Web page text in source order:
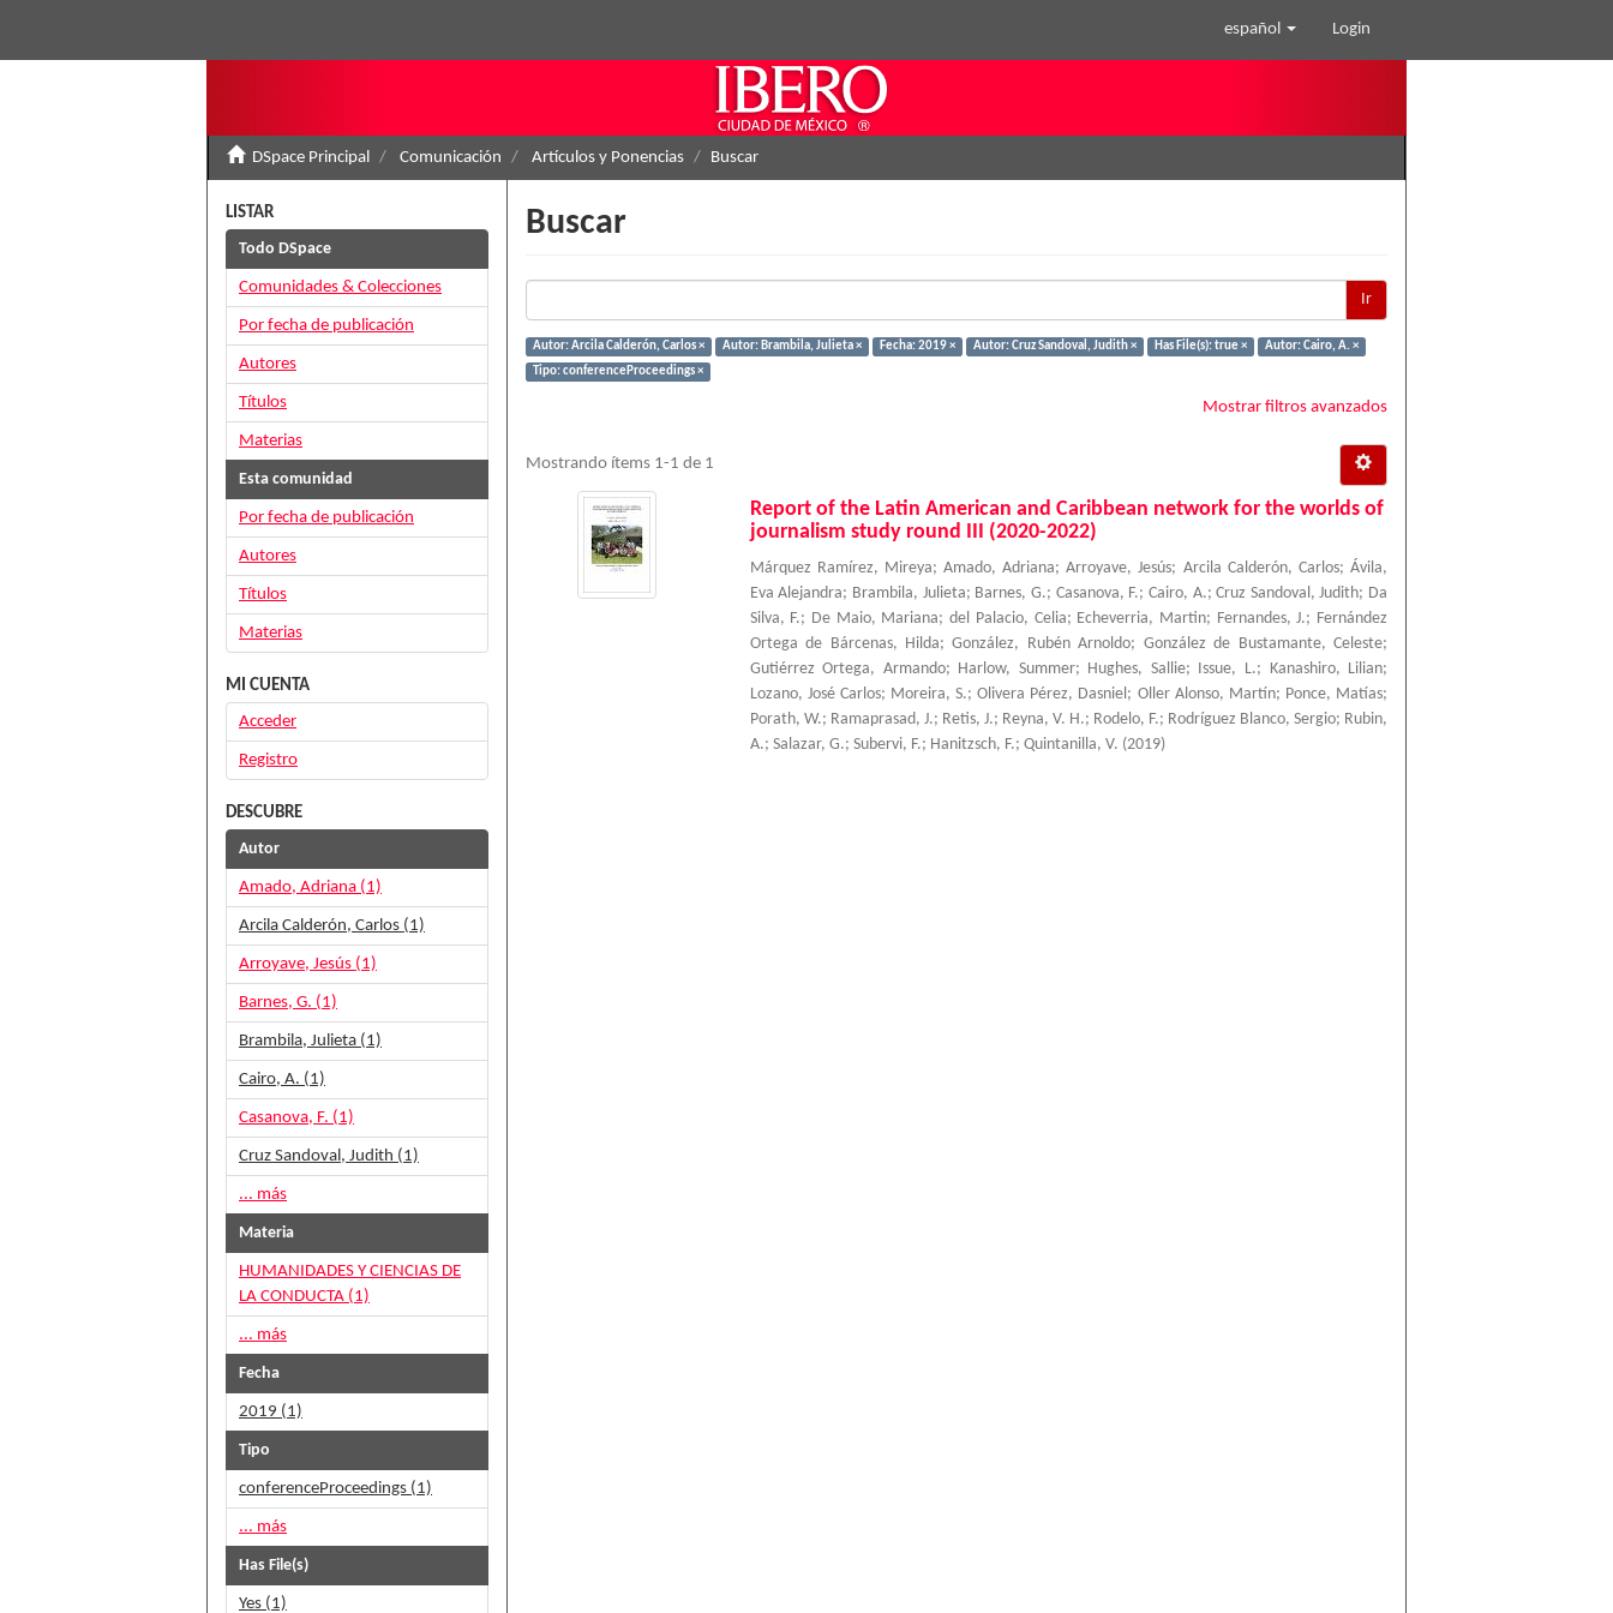
español Login
DSpace Principal Comunicación Artículos y Ponencias Buscar
Buscar
Ir
Autor: Arcila Calderón, Carlos × Autor: Brambila, Julieta × Fecha: 2019 × Autor: Cruz Sandoval, Judith × Has File(s): true ×
Autor: Cairo, A. ×
Tipo: conferenceProceedings ×
Mostrar filtros avanzados
Mostrando ítems 1-1 de 1
Report of the Latin American and Caribbean network for the worlds of
journalism study round III (2020-2022)
Márquez Ramírez, Mireya;Amado, Adriana;Arroyave, Jesús; Arcila Calderón, Carlos;Ávila,
Eva Alejandra; Brambila, Julieta; Barnes, G.; Casanova, F.; Cairo, A.;Cruz Sandoval, Judith; Da
Silva, F.; De Maio, Mariana;del Palacio, Celia; Echeverria, Martin; Fernandes, J.;
Fernández
Ortega de Bárcenas, Hilda;González, Rubén Arnoldo; González de Bustamante, Celeste;
Gutiérrez Ortega, Armando; Harlow, Summer; Hughes, Sallie; Issue, L.; Kanashiro, Lilian;
Lozano, José Carlos; Moreira, S.;Olivera Pérez, Dasniel ; Oller Alonso, Martín; Ponce, Matías;
Porath, W.; Ramaprasad, J.; Retis, J.; Reyna, V. H.; Rodelo, F.; Rodríguez Blanco, Sergio; Rubin,
A.; Salazar, G.; Subervi, F.; Hanitzsch, F.; Quintanilla, V. (2019)
LISTAR
Todo DSpace
Comunidades & Colecciones
Por fecha de publicación
Autores
Títulos
Materias
Esta comunidad
Por fecha de publicación
Autores
Títulos
Materias
MI CUENTA
Acceder
Registro
DESCUBRE
Autor
Amado, Adriana (1)
Arcila Calderón, Carlos (1)
Arroyave, Jesús (1)
Barnes, G. (1)
Brambila, Julieta (1)
Cairo, A. (1)
Casanova, F. (1)
Cruz Sandoval, Judith (1)
... más
Materia
HUMANIDADES Y CIENCIAS DE
LA CONDUCTA (1)
... más
Fecha
2019 (1)
Tipo
conferenceProceedings (1)
... más
Has File(s)
Yes (1)